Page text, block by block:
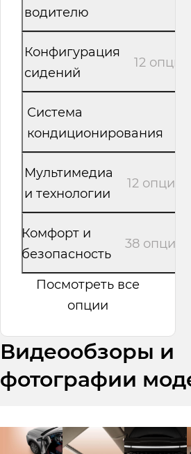
водителю
Конфигурация
сидений
12 опций
Система
кондиционирования
Мультимедиа
и технологии
12 опций
Комфорт и
безопасность
38 опций
Посмотреть все
опции
Видеообзоры и
фотографии